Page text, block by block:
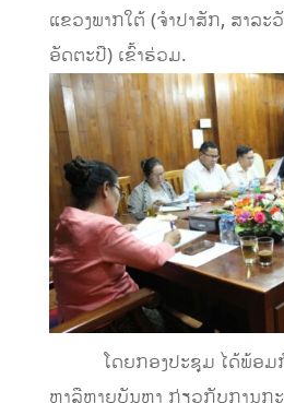
ແຂວງພາກໃຕ້ (ຈໍາປາສັກ, ສາລະ
ອັດຕະປື) ເຂົ້າຮ່ວມ.
ໂດຍກອງປະຊຸມ ໄດ້ພ້ອມກັ